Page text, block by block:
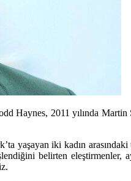
Haynes, 2011 yılında
yaşayan iki kadın
belirten eleştirmenler,